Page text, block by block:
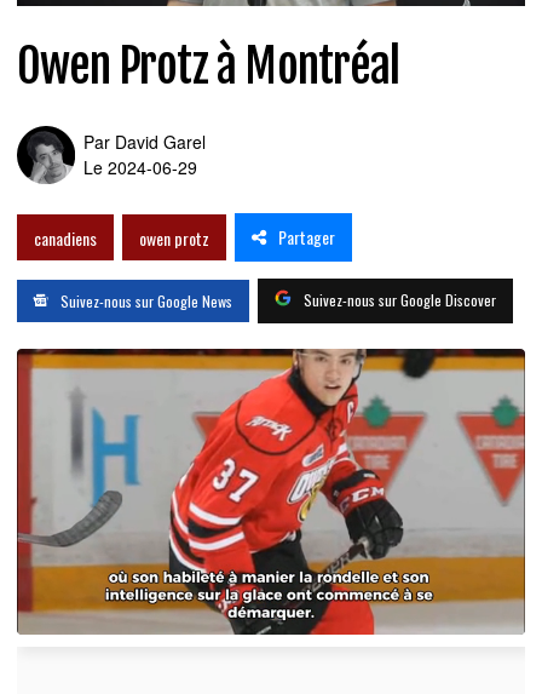
Owen Protz à Montréal
Par David Garel
Le 2024-06-29
canadiens owen protz Partager
Suivez-nous sur Google News Suivez-nous sur Google Discover